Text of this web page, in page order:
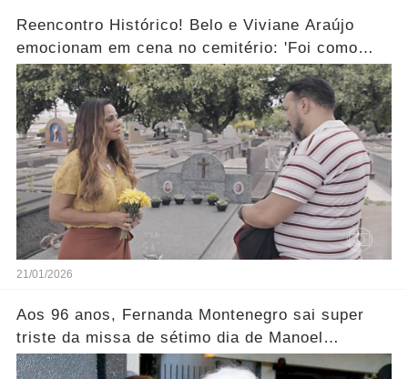
Reencontro Histórico! Belo e Viviane Araújo
emocionam em cena no cemitério: 'Foi como
reviver nosso passado'... Ver mais
21/01/2026
Aos 96 anos, Fernanda Montenegro sai super
triste da missa de sétimo dia de Manoel
Carlos..... Ver mais